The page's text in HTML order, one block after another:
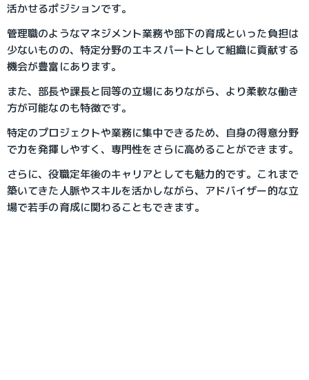
活かせるポジションです。
管理職のようなマネジメント業務や部下の育成といった負担は
少ないものの、特定分野のエキスパートとして組織に貢献する
機会が豊富にあります。
また、部長や課長と同等の立場にありながら、より柔軟な働き
方が可能なのも特徴です。
特定のプロジェクトや業務に集中できるため、自身の得意分野
で力を発揮しやすく、専門性をさらに高めることができます。
さらに、役職定年後のキャリアとしても魅力的です。これまで
築いてきた人脈やスキルを活かしながら、アドバイザー的な立
場で若手の育成に関わることもできます。